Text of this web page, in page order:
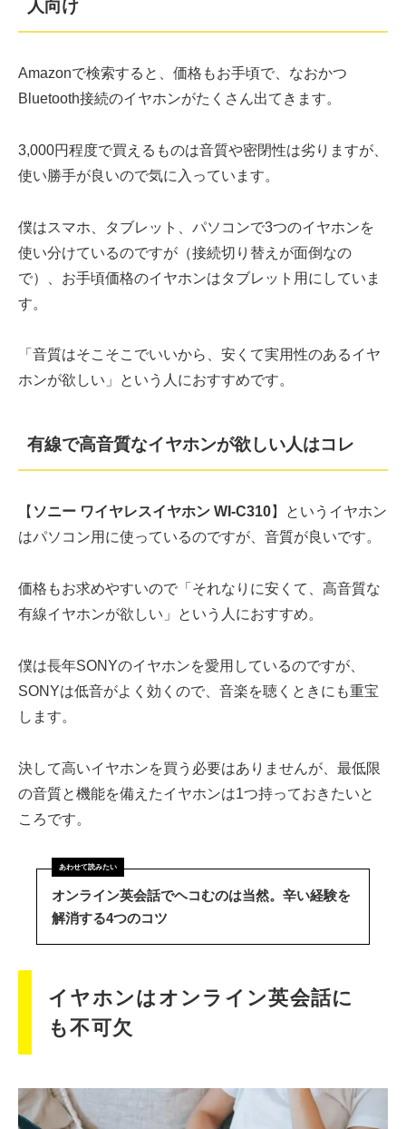
人向け
Amazonで検索すると、価格もお手頃で、なおかつ
Bluetooth接続のイヤホンがたくさん出てきます。
3,000円程度で買えるものは音質や密閉性は劣りますが、
使い勝手が良いので気に入っています。
僕はスマホ、タブレット、パソコンで3つのイヤホンを
使い分けているのですが（接続切り替えが面倒なの
で）、お手頃価格のイヤホンはタブレット用にしていま
す。
「音質はそこそこでいいから、安くて実用性のあるイヤ
ホンが欲しい」という人におすすめです。
有線で高音質なイヤホンが欲しい人はコレ
【 ソニー ワイヤレスイヤホン WI-C310】というイヤホン
はパソコン用に使っているのですが、音質が良いです。
価格もお求めやすいので「それなりに安くて、高音質な
有線イヤホンが欲しい」という人におすすめ。
僕は長年SONYのイヤホンを愛用しているのですが、
SONYは低音がよく効くので、音楽を聴くときにも重宝
します。
決して高いイヤホンを買う必要はありませんが、最低限
の音質と機能を備えたイヤホンは1つ持っておきたいと
ころです。
オンライン英会話でヘコむのは当然。辛い経験を
解消する4つのコツ
イヤホンはオンライン英会話に
も不可欠